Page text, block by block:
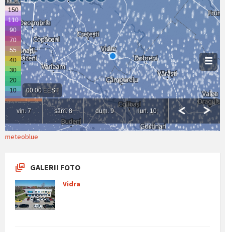
meteoblue
GALERII FOTO
Vidra